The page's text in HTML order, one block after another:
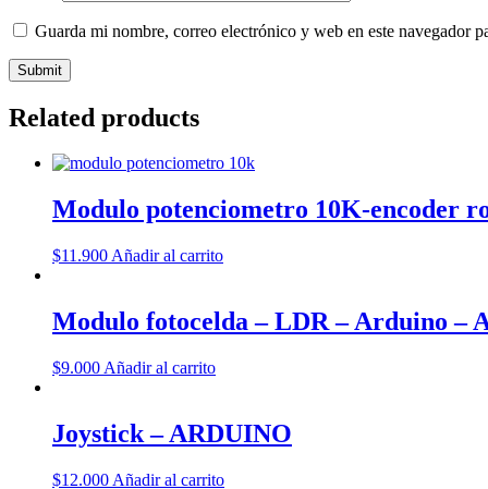
Guarda mi nombre, correo electrónico y web en este navegador
Related products
Modulo potenciometro 10K-encoder
$11.900 Añadir al carrito
Modulo fotocelda – LDR – Arduino –
$9.000 Añadir al carrito
Joystick – ARDUINO
$12.000 Añadir al carrito